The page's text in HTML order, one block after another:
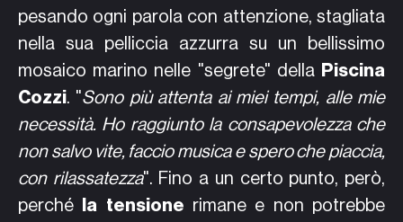
pesando ogni parola con attenzione, stagliata
nella sua pelliccia azzurra su un bellissimo
mosaico marino nelle "segrete" della Piscina
Cozzi. "Sono più attenta ai miei tempi, alle mie
necessità. Ho raggiunto la consapevolezza che
non salvo vite, faccio musica e spero che piaccia,
con rilassatezza". Fino a un certo punto, però,
perché
la tensione rimane e non potrebbe